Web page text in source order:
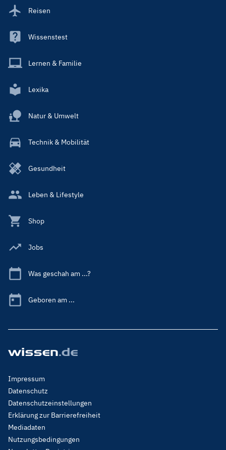
Reisen
Wissenstest
Lernen & Familie
Lexika
Natur & Umwelt
Technik & Mobilität
Gesundheit
Leben & Lifestyle
Shop
Jobs
Was geschah am ...?
Geboren am ...
Footer
Menu
Legal
Impressum
Datenschutz
Datenschutzeinstellungen
Erklärung zur Barrierefreiheit
Mediadaten
Nutzungsbedingungen